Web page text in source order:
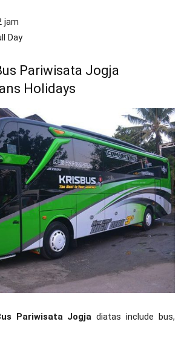
jam
Day
Pariwisata Jogja
Holidays
Pariwisata Jogja diatas include bus,